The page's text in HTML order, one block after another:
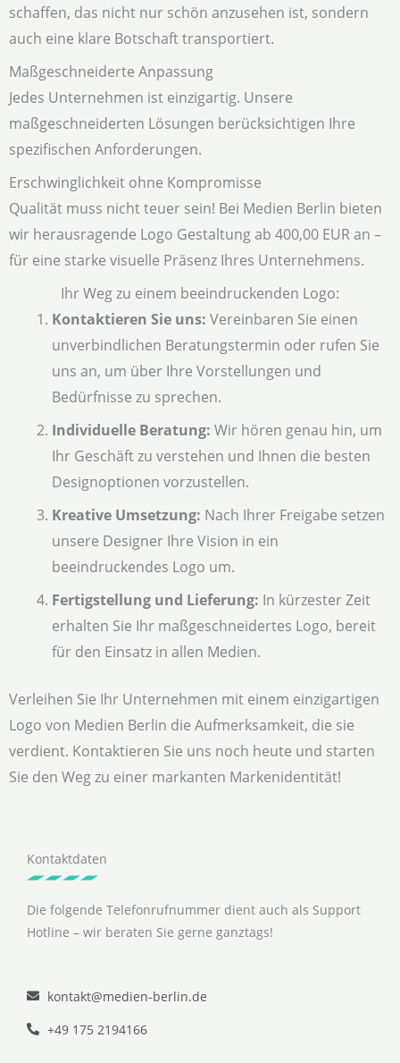
schaffen, das nicht nur schön anzusehen ist, sondern
auch eine klare Botschaft transportiert.
Maßgeschneiderte Anpassung
Jedes Unternehmen ist einzigartig. Unsere
maßgeschneiderten Lösungen berücksichtigen Ihre
spezifischen Anforderungen.
Erschwinglichkeit ohne Kompromisse
Qualität muss nicht teuer sein! Bei Medien Berlin bieten
wir herausragende Logo Gestaltung ab 400,00 EUR an –
für eine starke visuelle Präsenz Ihres Unternehmens.
Ihr Weg zu einem beeindruckenden Logo:
Kontaktieren Sie uns: Vereinbaren Sie einen
unverbindlichen Beratungstermin oder rufen Sie
uns an, um über Ihre Vorstellungen und
Bedürfnisse zu sprechen.
Individuelle Beratung: Wir hören genau hin, um
Ihr Geschäft zu verstehen und Ihnen die besten
Designoptionen vorzustellen.
Kreative Umsetzung: Nach Ihrer Freigabe setzen
unsere Designer Ihre Vision in ein
beeindruckendes Logo um.
Fertigstellung und Lieferung: In kürzester Zeit
erhalten Sie Ihr maßgeschneidertes Logo, bereit
für den Einsatz in allen Medien.
Verleihen Sie Ihr Unternehmen mit einem einzigartigen
Logo von Medien Berlin die Aufmerksamkeit, die sie
verdient. Kontaktieren Sie uns noch heute und starten
Sie den Weg zu einer markanten Markenidentität!
Kontaktdaten
Die folgende Telefonrufnummer dient auch als Support
Hotline – wir beraten Sie gerne ganztags!
kontakt@medien-berlin.de
+49 175 2194166